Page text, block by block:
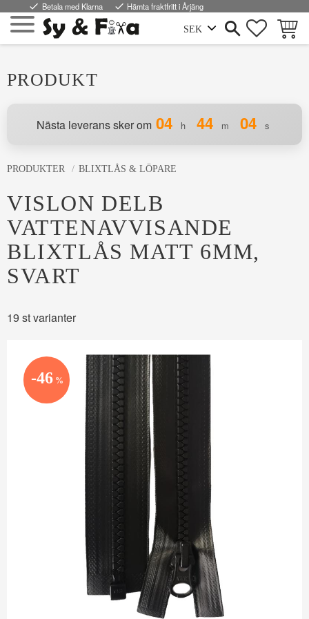
Meny
done Betala med Klarna done Hämta fraktfritt i Årjäng
PRODUKT
Nästa leverans sker om 04 h 44 m 04 s
PRODUKTER BLIXTLÅS & LÖPARE
VISLON DELB
VATTENAVVISANDE
BLIXTLÅS MATT 6MM,
SVART
19 st varianter
46 %